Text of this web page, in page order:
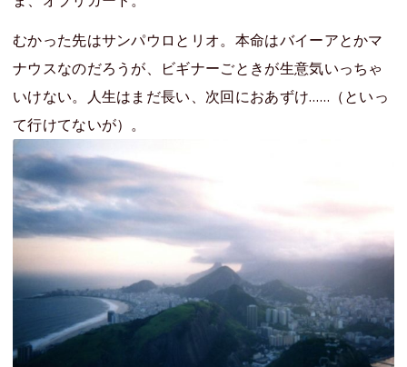
むかった先はサンパウロとリオ。本命はバイーアとかマ
ナウスなのだろうが、ビギナーごときが生意気いっちゃ
いけない。人生はまだ長い、次回におあずけ……（といっ
て行けてないが）。